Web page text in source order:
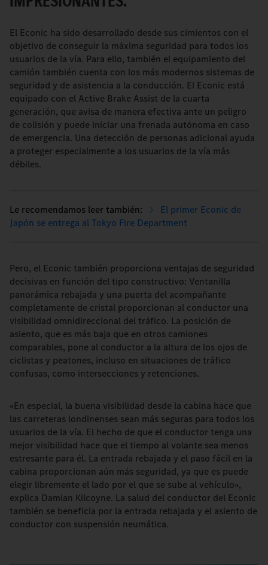
El Econic ha sido desarrollado desde sus cimientos con el
objetivo de conseguir la máxima seguridad para todos los
usuarios de la vía. Para ello, también el equipamiento del
camión también cuenta con los más modernos sistemas de
seguridad y de asistencia a la conducción. El Econic está
equipado con el Active Brake Assist de la cuarta
generación, que avisa de manera efectiva ante un peligro
de colisión y puede iniciar una frenada autónoma en caso
de emergencia. Una detección de personas adicional ayuda
a proteger especialmente a los usuarios de la vía más
débiles.
El primer Econic de
Japón se entrega al Tokyo Fire Department
Pero, el Econic también proporciona ventajas de seguridad
decisivas en función del tipo constructivo: Ventanilla
panorámica rebajada y una puerta del acompañante
completamente de cristal proporcionan al conductor una
visibilidad omnidireccional del tráfico. La posición de
asiento, que es más baja que en otros camiones
comparables, pone al conductor a la altura de los ojos de
ciclistas y peatones, incluso en situaciones de tráfico
confusas, como intersecciones y retenciones.
«En especial, la buena visibilidad desde la cabina hace que
las carreteras londinenses sean más seguras para todos los
usuarios de la vía. El hecho de que el conductor tenga una
mejor visibilidad hace que el tiempo al volante sea menos
estresante para él. La entrada rebajada y el paso fácil en la
cabina proporcionan aún más seguridad, ya que es puede
elegir libremente el lado por el que se sube al vehículo»,
explica Damian Kilcoyne. La salud del conductor del Econic
también se beneficia por la entrada rebajada y el asiento de
conductor con suspensión neumática.